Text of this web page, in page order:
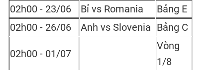
02h00 - 23/06 Bỉ vs Romania
Bảng E
02h00 - 26/06
Anh vs Slovenia Bảng C
02h00 - 01/07
Vòng
1/8